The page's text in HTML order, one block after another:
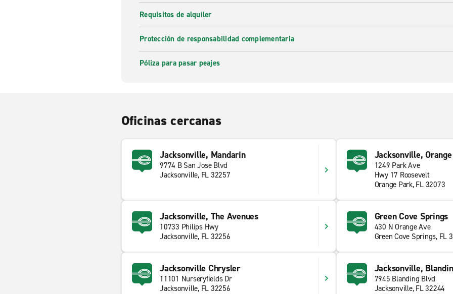
Requisitos de alquiler
Protección de responsabilidad complementaria
Póliza para pasar peajes
Oficinas cercanas
Jacksonville, Mandarin
9774 B San Jose Blvd
Jacksonville, FL 32257
Jacksonville,
1249 Park Ave
Hwy 17 Roosevelt
Orange Park, FL 32073
Jacksonville, The Avenues
10733 Philips Hwy
Jacksonville, FL 32256
Green Cove Springs
430 N Orange Ave
Green Cove Springs, FL
Jacksonville Chrysler
11101 Nurseryfields Dr
Jacksonville, FL 32256
Jacksonville,
7945 Blanding Blvd
Jacksonville, FL 32244